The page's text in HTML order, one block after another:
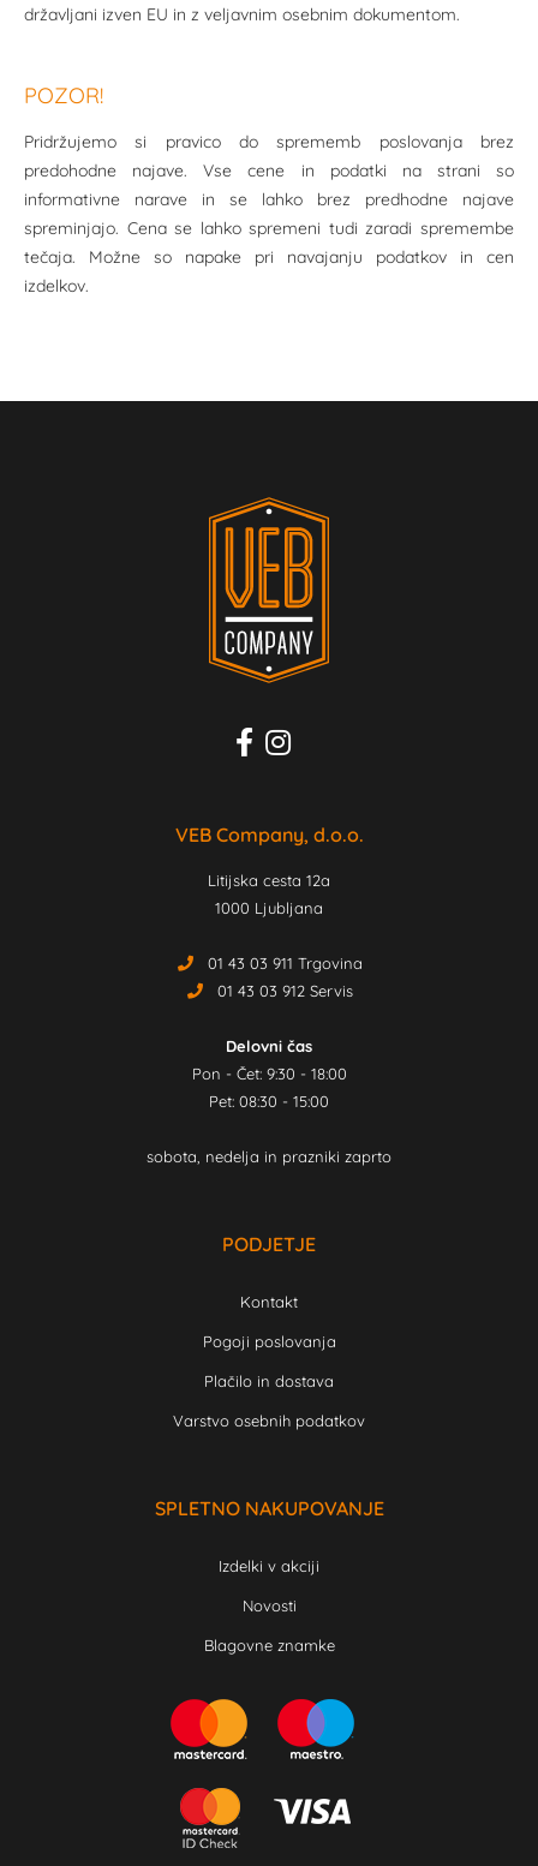
državljani izven EU in z veljavnim osebnim dokumentom.
POZOR!
Pridržujemo si pravico do sprememb poslovanja brez
predohodne najave. Vse cene in podatki na strani so
informativne narave in se lahko brez predhodne najave
spreminjajo. Cena se lahko spremeni tudi zaradi spremembe
tečaja. Možne so napake pri navajanju podatkov in cen
izdelkov.
VEB Company, d.o.o.
Litijska cesta 12a
1000 Ljubljana
01 43 03 911 Trgovina
01 43 03 912 Servis
Delovni čas
Pon - Čet: 9:30 - 18:00
Pet: 08:30 - 15:00
sobota, nedelja in prazniki zaprto
PODJETJE
Kontakt
Pogoji poslovanja
Plačilo in dostava
Varstvo osebnih podatkov
SPLETNO NAKUPOVANJE
Izdelki v akciji
Novosti
Blagovne znamke